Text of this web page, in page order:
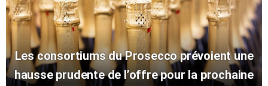
Les consortiums du Prosecco prévoient une
hausse prudente de l’offre pour la prochaine